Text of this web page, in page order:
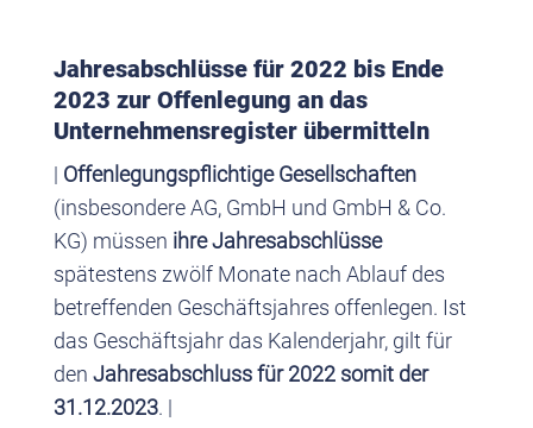
Jahresabschlüsse für 2022 bis Ende
2023 zur Offenlegung an das
Unternehmensregister übermitteln
| Offenlegungspflichtige Gesellschaften
(insbesondere AG, GmbH und GmbH & Co.
KG) müssen ihre Jahresabschlüsse
spätestens zwölf Monate nach Ablauf des
betreffenden Geschäftsjahres offenlegen. Ist
das Geschäftsjahr das Kalenderjahr, gilt für
den Jahresabschluss für 2022 somit der
31.12.2023. |